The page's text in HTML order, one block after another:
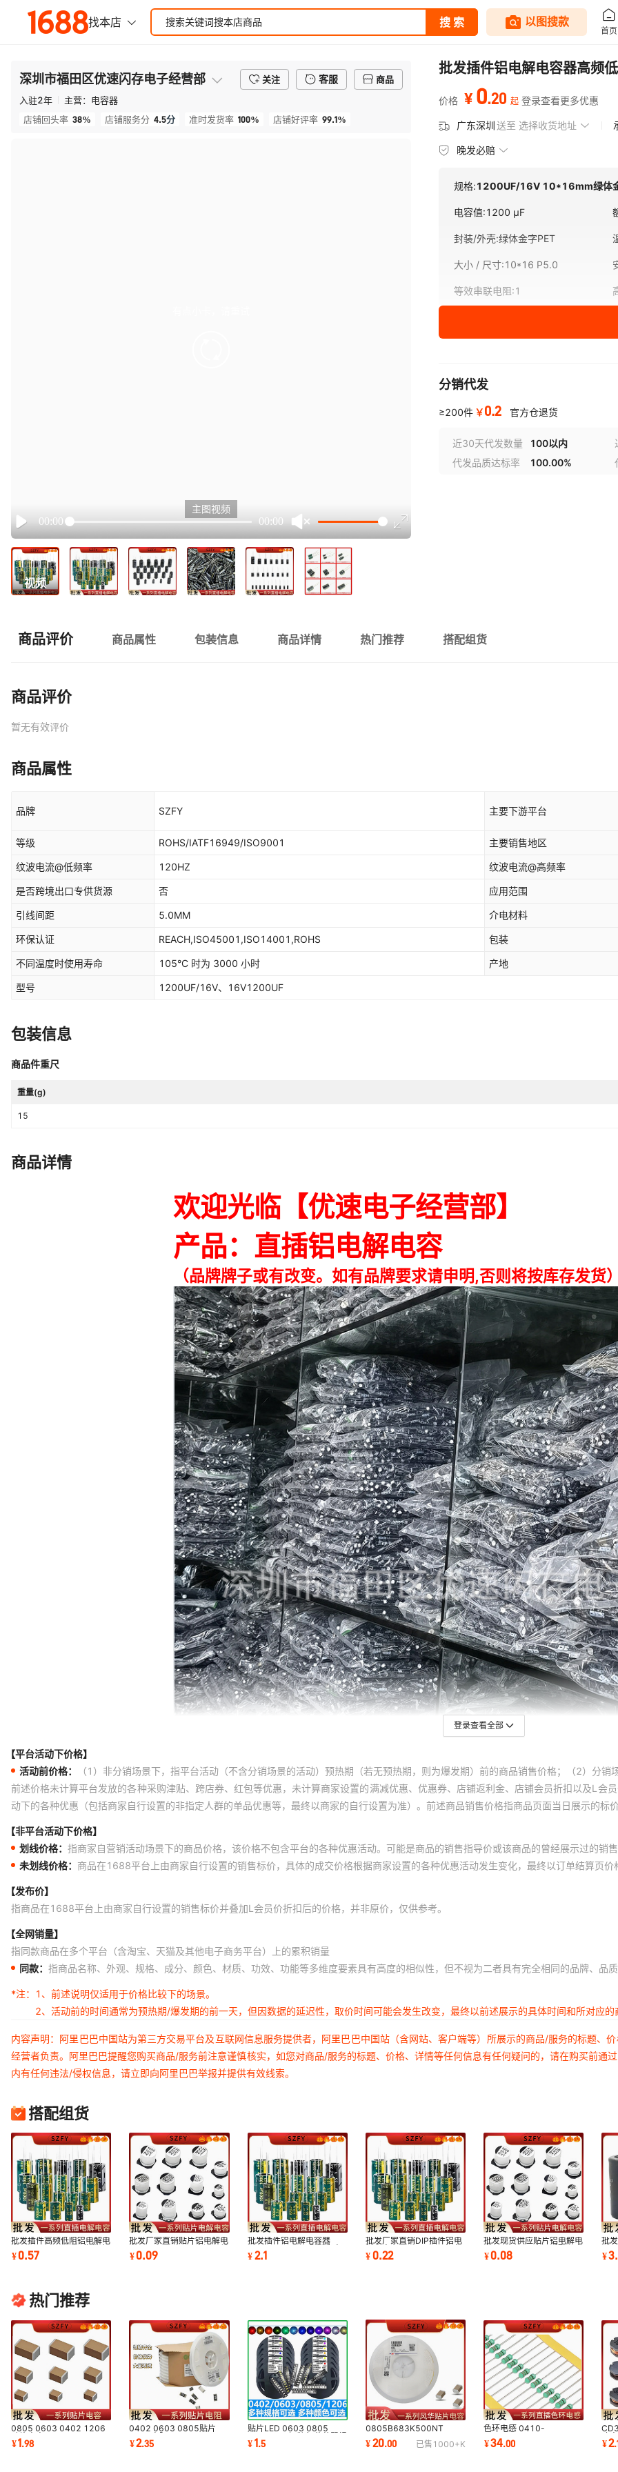
深圳市福田区优速闪存电子经营部 关注 客服
商品
入驻2年 主营： 电容器
店铺回头率 38% 店铺服务分 4.5分 准时发货率 100% 店铺好评率 99.1%
Play
00:00 00:00
主图视频
视频
批发插件铝电解电容器高频
价格 ¥ 0.20 起 登录查看更多优惠
广东深圳送至 选择收货地址
晚发必赔
规格:1200UF/16V 10*16mm绿体
电容值:1200 µF
封装/外壳:绿体金字PET
大小 / 尺寸:10*16 P5.0
等效串联电阻:1
分销代发
≥200件 ￥0.2 官方仓退货
近30天代发数量 100以内
代发品质达标率
100.00%
商品评价 商品属性 包装信息 商品详情 热门推荐 搭配组货
商品评价
暂无有效评价
商品属性
品牌 SZFY 主要下游平台
等级 ROHS/IATF16949/ISO9001 主要销售地区
纹波电流@低频率 120HZ 纹波电流@高频率
是否跨境出口专供货源 否 应用范围
引线间距 5.0MM 介电材料
环保认证 REACH,ISO45001,ISO14001,ROHS 包装
不同温度时使用寿命 105°C 时为 3000 小时 产地
型号 1200UF/16V、16V1200UF
包装信息
商品件重尺
重量(g)
15
商品详情
登录查看全部
【平台活动下价格】
活动前价格：
（1）非分销场景下，指平台活动（不含分销场景的活动）预热期（若无预热期，则为爆发期）前的商品销售价格；（2）分
前述价格未计算平台发放的各种采购津贴、跨店券、红包等优惠，未计算商家设置的满减优惠、优惠券、店铺返利金、店铺会员折扣以及L会
动下的各种优惠（包括商家自行设置的非指定人群的单品优惠等，最终以商家的自行设置为准）。前述商品销售价格指商品页面当日展示的标
【非平台活动下价格】
划线价格： 指商家自营销活动场景下的商品价格，该价格不包含平台的各种优惠活动。可能是商品的销售指导价或该商品的曾经展示过的销售
未划线价格： 商品在1688平台上由商家自行设置的销售标价，具体的成交价格根据商家设置的各种优惠活动发生变化，最终以订单结算页价
【发布价】
指商品在1688平台上由商家自行设置的销售标价并叠加L会员价折扣后的价格，并非原价，仅供参考。
【全网销量】
指同款商品在多个平台（含淘宝、天猫及其他电子商务平台）上的累积销量
同款： 指商品名称、外观、规格、成分、颜色、材质、功效、功能等多维度要素具有高度的相似性，但不视为二者具有完全相同的品牌、品质
*注：
1、前述说明仅适用于价格比较下的场景。
2、活动前的时间通常为预热期/爆发期的前一天，但因数据的延迟性，取价时间可能会发生改变，最终以前述展示的具体时间和所对应的
内容声明：阿里巴巴中国站为第三方交易平台及互联网信息服务提供者，阿里巴巴中国站（含网站、客户端等）所展示的商品/服务的标题、
经营者负责。阿里巴巴提醒您购买商品/服务前注意谨慎核实，如您对商品/服务的标题、价格、详情等任何信息有任何疑问的，请在购买前通
内有任何违法/侵权信息，请立即向阿里巴巴举报并提供有效线索。
搭配组货
批发插件高频低阻铝电解电
容器560UF/63V现货供应
电路板电容器
¥0.57
批发厂家直销贴片铝电解电
容47UF/50V驱动电源开关
电容器
¥0.09
批发插件铝电解电容器
150UF/400V现货供应电
路板电容400V150UF
¥2.1
批发厂家直销DIP插件铝电
解电容器33UF200V音响
功放逆变器
¥0.22
批发现货供应贴片铝电解电
容22UF/35V电源适配器充
电器
¥0.08
批
器
¥
热门推荐
0805 0603 0402 1206
贴片电容
30/33/39/47/56/68/75/82/100PF
¥1.98
0402 0603 0805贴片
1206电阻
31.6K33.2K37.4K40.2K49.9K52.3K
¥2.35
贴片LED 0603 0805
1615RGB七彩 红黄蓝翠绿
白橙色发光二极管灯珠
¥1.5
0805B683K500NT
0805 68nF 50V 10%
X7R风华高科MLCC贴片陶
¥20.00 已售 1000+K
色环电感 0410-
100UH/120UH/150UH/180UH
5%（J）直插色码电感器
¥34.00
功
1/
¥2.